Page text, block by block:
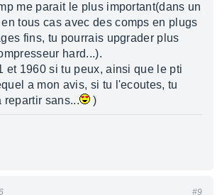
me parait le plus important(dans un
tous cas avec des comps en plugs
fins, tu pourrais upgrader plus
hard...).
et 1960 si tu peux, ainsi que le pti
a mon avis, si tu l'ecoutes, tu
repartir sans...
)
#9